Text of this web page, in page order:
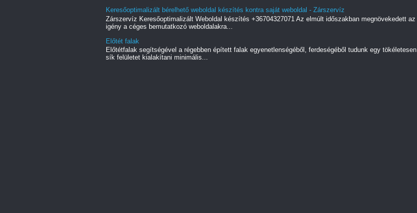
Keresőoptimalizált bérelhető weboldal készítés kontra saját weboldal - Zárszervíz
Zárszervíz Keresőoptimalizált Weboldal készítés +36704327071 Az elmúlt időszakban megnövekedett az
igény a céges bemutatkozó weboldalakra...
Előtét falak
Előtétfalak segítségével a régebben épített falak egyenetlenségéből, ferdeségéből tudunk egy tökéletesen
sík felületet kialakítani minimális...